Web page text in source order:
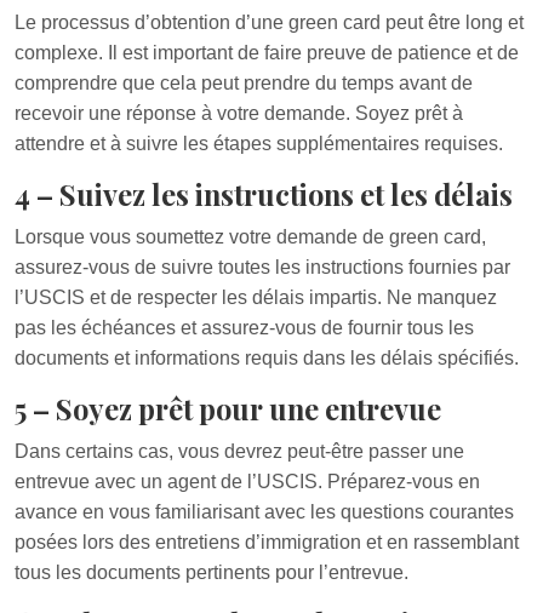
Le processus d’obtention d’une green card peut être long et
complexe. Il est important de faire preuve de patience et de
comprendre que cela peut prendre du temps avant de
recevoir une réponse à votre demande. Soyez prêt à
attendre et à suivre les étapes supplémentaires requises.
4 – Suivez les instructions et les délais
Lorsque vous soumettez votre demande de green card,
assurez-vous de suivre toutes les instructions fournies par
l’USCIS et de respecter les délais impartis. Ne manquez
pas les échéances et assurez-vous de fournir tous les
documents et informations requis dans les délais spécifiés.
5 – Soyez prêt pour une entrevue
Dans certains cas, vous devrez peut-être passer une
entrevue avec un agent de l’USCIS. Préparez-vous en
avance en vous familiarisant avec les questions courantes
posées lors des entretiens d’immigration et en rassemblant
tous les documents pertinents pour l’entrevue.